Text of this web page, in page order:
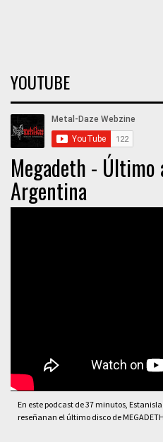
YOUTUBE
Megadeth -
Argentina
En este podcast de 37 minutos,
reseñanan el último disco de